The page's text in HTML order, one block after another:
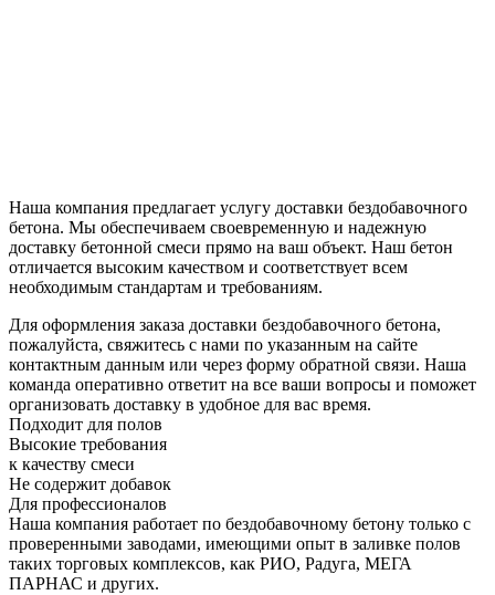
Наша компания предлагает услугу доставки бездобавочного
бетона. Мы обеспечиваем своевременную и надежную
доставку бетонной смеси прямо на ваш объект. Наш бетон
отличается высоким качеством и соответствует всем
необходимым стандартам и требованиям.
Для оформления заказа доставки бездобавочного бетона,
пожалуйста, свяжитесь с нами по указанным на сайте
контактным данным или через форму обратной связи. Наша
команда оперативно ответит на все ваши вопросы и поможет
организовать доставку в удобное для вас время.
Подходит для полов
Высокие требования
к качеству смеси
Не содержит добавок
Для профессионалов
Наша компания работает по бездобавочному бетону только с
проверенными заводами, имеющими опыт в заливке полов
таких торговых комплексов, как РИО, Радуга, МЕГА
ПАРНАС и других.